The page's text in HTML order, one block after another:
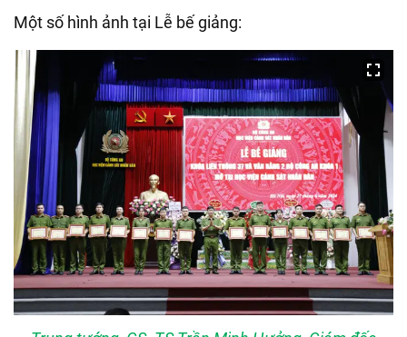
Một số hình ảnh tại Lễ bế giảng: